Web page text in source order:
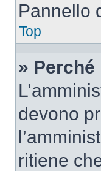
Pannello
Top
»
devono
ritiene